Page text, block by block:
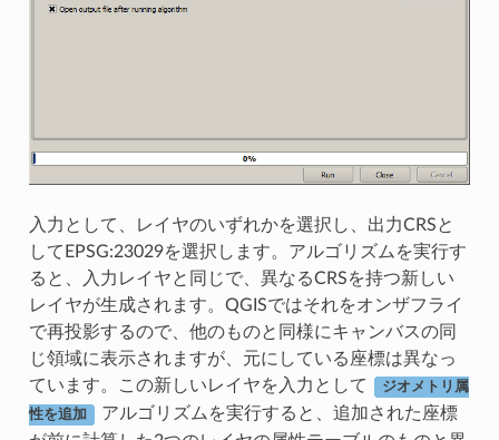
入力として、レイヤのいずれかを選択し、出力CRSと
してEPSG:23029を選択します。アルゴリズムを実行す
ると、入力レイヤと同じで、異なるCRSを持つ新しい
レイヤが生成されます。QGISではそれをオンザフライ
で再投影するので、他のものと同様にキャンバスの同
じ領域に表示されますが、元にしている座標は異なっ
ています。この新しいレイヤを入力として
ジオメトリ属
性を追加
アルゴリズムを実行すると、追加された座標